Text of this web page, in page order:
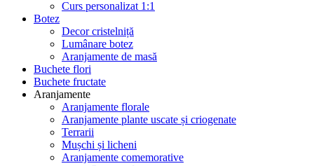
Curs personalizat 1:1
Botez
Decor cristelniță
Lumânare botez
Aranjamente de masă
Buchete flori
Buchete fructate
Aranjamente
Aranjamente florale
Aranjamente plante uscate și criogenate
Terrarii
Mușchi și licheni
Aranjamente comemorative